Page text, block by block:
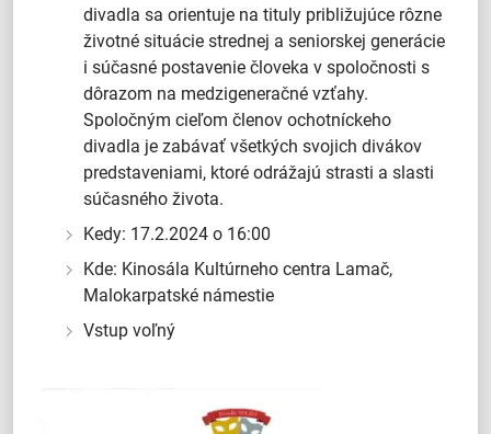
divadla sa orientuje na tituly približujúce rôzne
životné situácie strednej a seniorskej generácie
i súčasné postavenie človeka v spoločnosti s
dôrazom na medzigeneračné vzťahy.
Spoločným cieľom členov ochotníckeho
divadla je zabávať všetkých svojich divákov
predstaveniami, ktoré odrážajú strasti a slasti
súčasného života.
Kedy: 17.2.2024 o 16:00
Kde: Kinosála Kultúrneho centra Lamač,
Malokarpatské námestie
Vstup voľný